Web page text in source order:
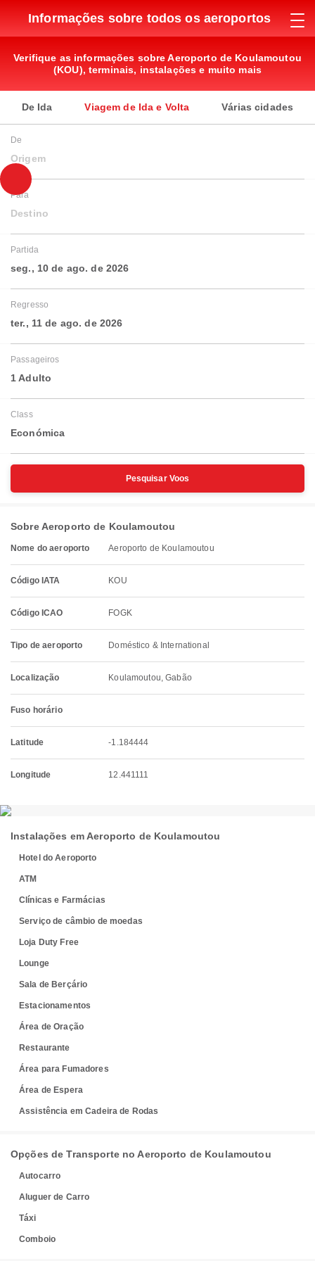
Informações sobre todos os aeroportos
Verifique as informações sobre Aeroporto de Koulamoutou
(KOU), terminais, instalações e muito mais
De Ida Viagem de Ida e Volta Várias cidades
De
Origem
Para
Destino
Partida
seg., 10 de ago. de 2026
Regresso
ter., 11 de ago. de 2026
Passageiros
1 Adulto
Class
Económica
Pesquisar Voos
Sobre Aeroporto de Koulamoutou
Nome do aeroporto Aeroporto de Koulamoutou
Código IATA KOU
Código ICAO FOGK
Tipo de aeroporto Doméstico & International
Localização Koulamoutou, Gabão
Fuso horário
Latitude -1.184444
Longitude 12.441111
Instalações em Aeroporto de Koulamoutou
Hotel do Aeroporto
ATM
Clínicas e Farmácias
Serviço de câmbio de moedas
Loja Duty Free
Lounge
Sala de Berçário
Estacionamentos
Área de Oração
Restaurante
Área para Fumadores
Área de Espera
Assistência em Cadeira de Rodas
Opções de Transporte no Aeroporto de Koulamoutou
Autocarro
Aluguer de Carro
Táxi
Comboio